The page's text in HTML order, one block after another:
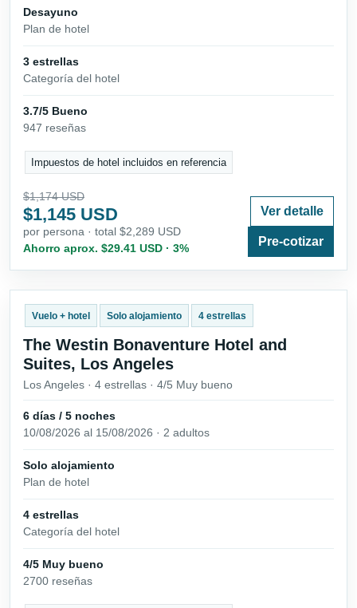
Desayuno
Plan de hotel
3 estrellas
Categoría del hotel
3.7/5 Bueno
947 reseñas
Impuestos de hotel incluidos en referencia
$1,174 USD
$1,145 USD
por persona · total $2,289 USD
Ahorro aprox. $29.41 USD · 3%
Ver detalle
Pre-cotizar
Vuelo + hotel Solo alojamiento 4 estrellas
The Westin Bonaventure Hotel and
Suites, Los Angeles
Los Angeles · 4 estrellas · 4/5 Muy bueno
6 días / 5 noches
10/08/2026 al 15/08/2026 · 2 adultos
Solo alojamiento
Plan de hotel
4 estrellas
Categoría del hotel
4/5 Muy bueno
2700 reseñas